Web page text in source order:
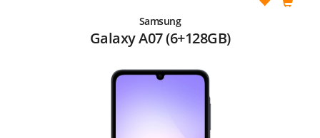
Samsung
Galaxy A07 (6+128GB)